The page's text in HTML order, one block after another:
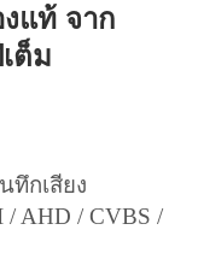
แท้ จาก
ต็ม
ทึกเสียง
AHD / CVBS /